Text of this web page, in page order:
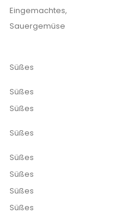
Eingemachtes,
Sauergemüse
Süßes
Süßes
Süßes
Süßes
Süßes
Süßes
Süßes
Süßes